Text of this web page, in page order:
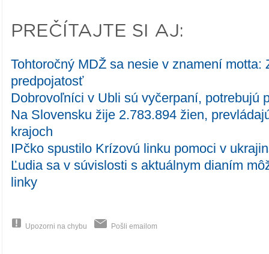
PREČÍTAJTE SI AJ:
Tohtoročný MDŽ sa nesie v znamení motta:
predpojatosť
Dobrovoľníci v Ubli sú vyčerpaní, potrebujú
Na Slovensku žije 2.783.894 žien,
krajoch
IPčko spustilo Krízovú linku pomoci v
Ľudia sa v súvislosti s aktuálnym dianím
linky
Upozorni na chybu Pošli emailom